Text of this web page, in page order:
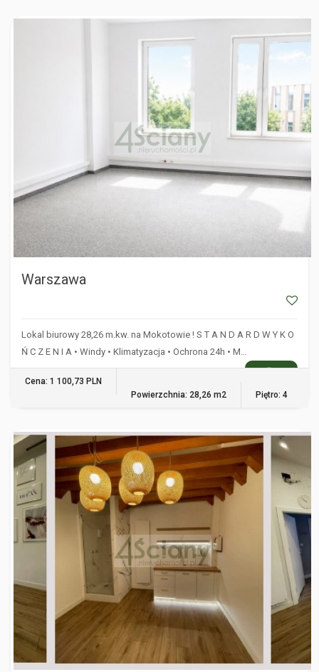
Warszawa
Lokal biurowy 28,26 m.kw. na Mokotowie ! S T A N D A R D W Y K O
Ń C Z E N I A • Windy • Klimatyzacja • Ochrona 24h • M…
WIĘCEJ
Cena: 1 100,73 PLN
Powierzchnia: 28,26 m2
Piętro: 4
WARSZAWA